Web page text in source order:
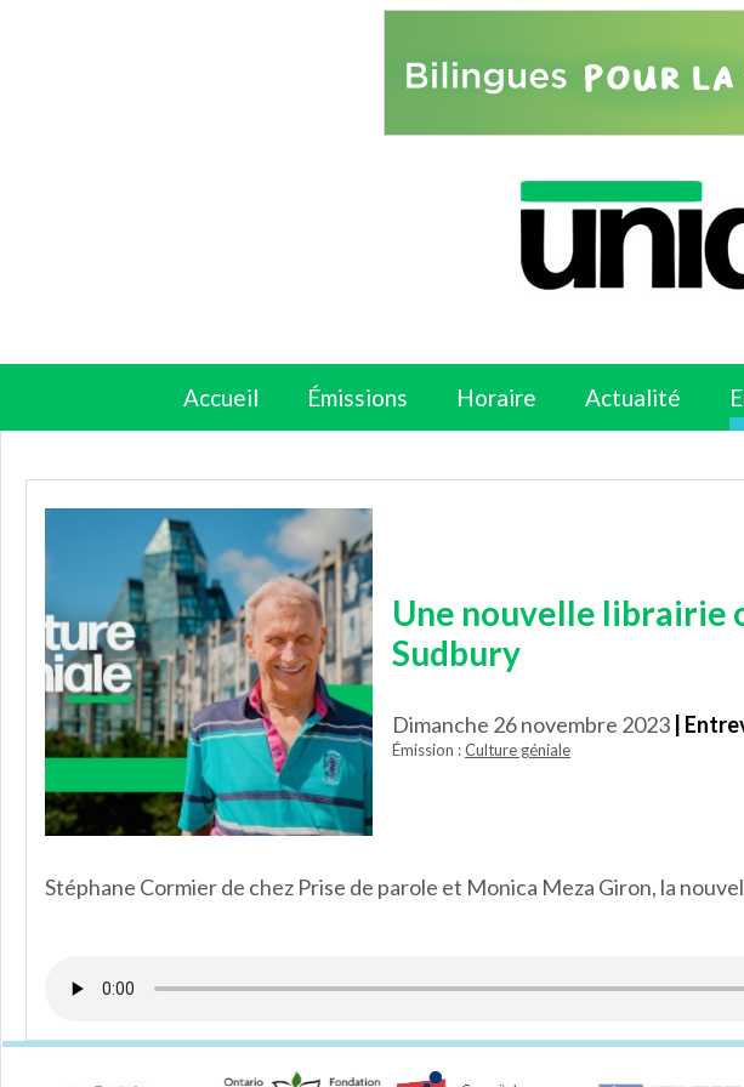
Accueil Émissions Horaire Actualité
Une nouvelle librairie
Sudbury
Dimanche 26 novembre 2023 |
Émission :Culture géniale
Stéphane Cormier de chez Prise de parole et Monica Meza Giron, la